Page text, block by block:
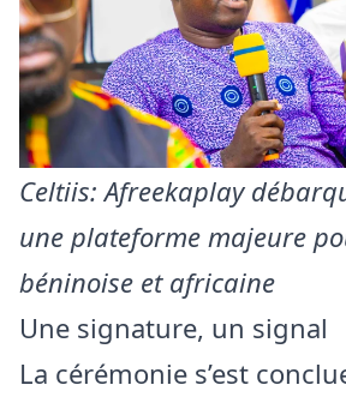
Celtiis: Afreekaplay
une plateforme majeure
béninoise et africaine
Une signature, un signal
La cérémonie s’est